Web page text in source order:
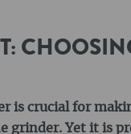
is crucial for
grinder. Yet it is